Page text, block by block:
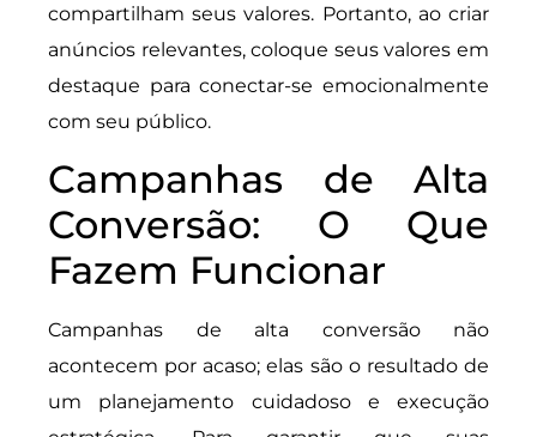
compartilham seus valores. Portanto, ao criar
anúncios relevantes, coloque seus valores em
destaque para conectar-se emocionalmente
com seu público.
Campanhas de Alta
Conversão: O Que
Fazem Funcionar
Campanhas de alta conversão não
acontecem por acaso; elas são o resultado de
um planejamento cuidadoso e execução